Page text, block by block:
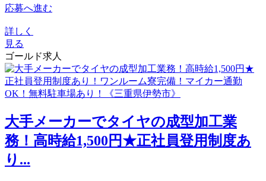
応募へ進む
詳しく
見る
ゴールド求人
大手メーカーでタイヤの成型加工業
務！高時給1,500円★正社員登用制度あ
り...